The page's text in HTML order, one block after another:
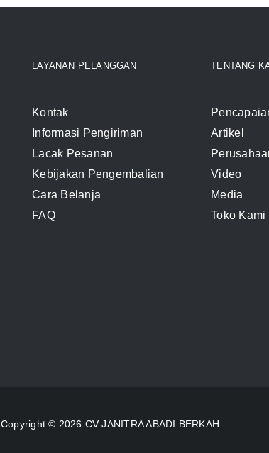
LAYANAN PELANGGAN
Kontak
Informasi Pengiriman
Lacak Pesanan
Kebijakan Pengembalian
Cara Belanja
FAQ
TENTANG
Artikel
Video
Media
Toko Kami
Copyright © 2026 CV JANITRA ABADI BERKAH